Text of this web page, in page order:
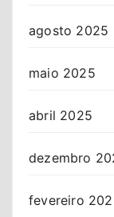
agosto 2025
maio 2025
abril 2025
dezembro
fevereiro